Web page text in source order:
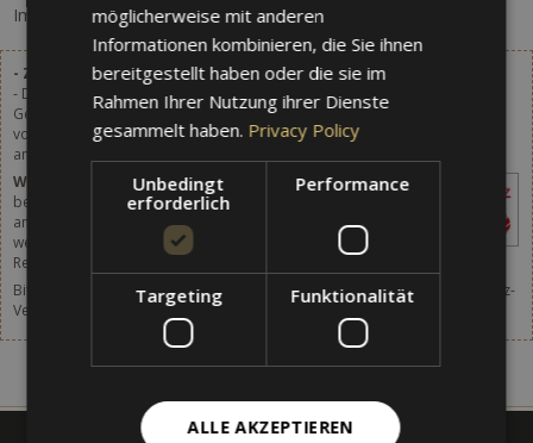
Im Moment sind keine Pakete vorhanden.
- Zuzüglich Gemeindeaufenthaltsabgabe
- Die angegebenen Preise verstehen sich zuzüglich 2,80 €
Gemeindeaufenthaltsabgabe pro Person (ab 14 Jahren) und Tag, welche
vor Ort bezahlt wird. Ab 1.1.2024 wird die Gemeindeaufenthaltsabgabe
angehoben. Details in Kürze.
WICHTIG
– Der Betrag ist vor Ort zu
begleichen und nicht in den auf der Webseite
angegebenen Preisen inbegriffen, egal über
welche Webseite, Online Buchungssystem,
Reiseagentur oder andere Vermittlung die Reservierung erfolgt ist.
Bitte vergessen Sie nicht, auch an den Abschluss einer Reise-Storno-Schutz-
Versicherung zu denken.
Nähere Infos [hier].
möglicherweise mit anderen
Informationen kombinieren, die Sie ihnen
bereitgestellt haben oder die sie im
Rahmen Ihrer Nutzung ihrer Dienste
gesammelt haben. Privacy Policy
Unbedingt
erforderlich
Performance
Targeting Funktionalität
ALLE AKZEPTIEREN